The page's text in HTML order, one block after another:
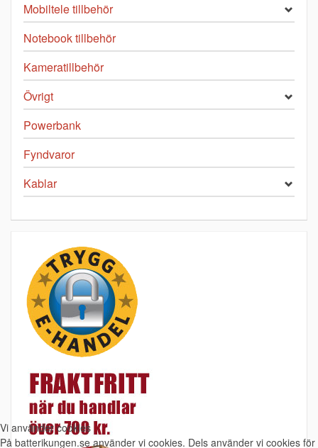
Mobiltele tillbehör
Notebook tillbehör
Kameratillbehör
Övrigt
Powerbank
Fyndvaror
Kablar
Vi använder cookies
På batterikungen.se använder vi cookies. Dels använder vi cookies för